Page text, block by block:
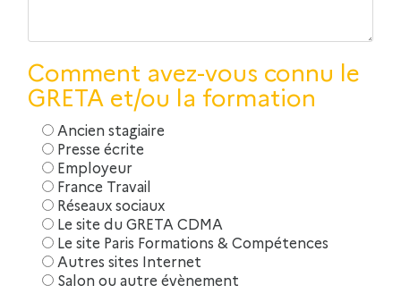
Comment avez-vous connu le
GRETA et/ou la formation
Ancien stagiaire
Presse écrite
Employeur
France Travail
Réseaux sociaux
Le site du GRETA CDMA
Le site Paris Formations & Compétences
Autres sites Internet
Salon ou autre évènement